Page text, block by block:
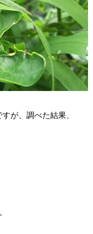
が、調べた結果、